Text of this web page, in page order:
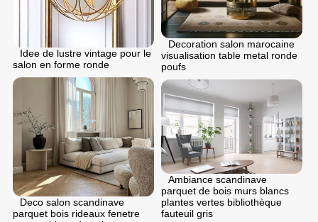
Decoration salon marocaine
visualisation table metal ronde
poufs
Idee de lustre vintage pour le
salon en forme ronde
Deco salon scandinave
parquet bois rideaux fenetre
Ambiance scandinave
parquet de bois murs blancs
plantes vertes bibliothèque
fauteuil gris